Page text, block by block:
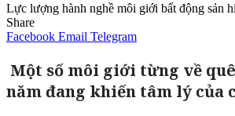
Lực lượng hành nghề môi giới bất động sản
Share
Facebook Email Telegram
Một số môi giới từng về
năm đang khiến tâm lý của